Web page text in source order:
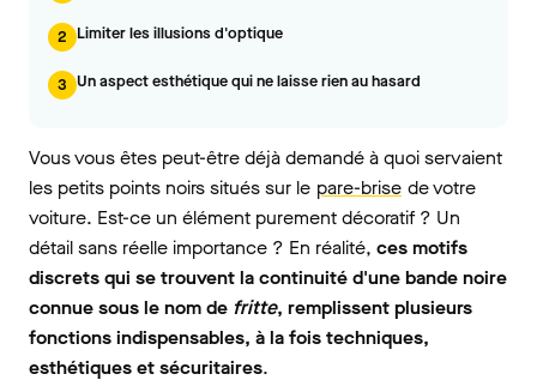
2 Limiter les illusions d'optique
3 Un aspect esthétique qui ne laisse rien au hasard
Vous vous êtes peut-être déjà demandé à quoi servaient
les petits points noirs situés sur le pare-brise de votre
voiture. Est-ce un élément purement décoratif ? Un
détail sans réelle importance ? En réalité, ces motifs
discrets qui se trouvent la continuité d'une bande noire
connue sous le nom de fritte, remplissent plusieurs
fonctions indispensables, à la fois techniques,
esthétiques et sécuritaires.